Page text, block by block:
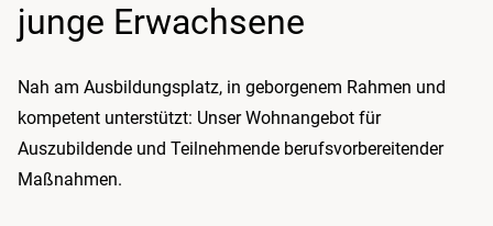
junge Erwachsene
Nah am Ausbildungsplatz, in geborgenem Rahmen und
kompetent unterstützt: Unser Wohnangebot für
Auszubildende und Teilnehmende berufsvorbereitender
Maßnahmen.